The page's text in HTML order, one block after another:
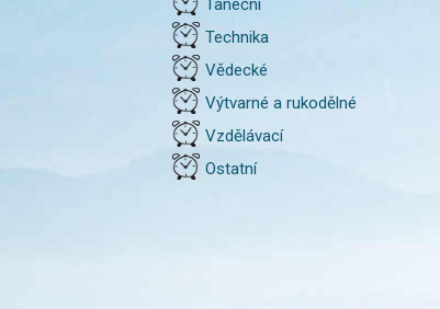
Taneční
Technika
Vědecké
Výtvarné a rukodělné
Vzdělávací
Ostatní